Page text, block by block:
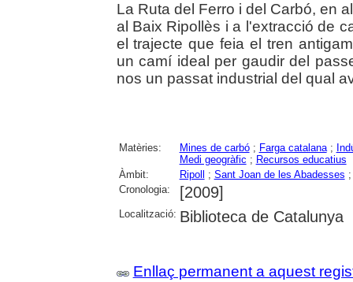
La Ruta del Ferro i del Carbó, en
al Baix Ripollès i a l'extracció de
el trajecte que feia el tren
un camí ideal per gaudir del
nos un passat industrial del qual
Matèries: Mines de carbó; Farga catalana;
Medi geogràfic ; Recursos educatius
Àmbit:
Ripoll ; Sant Joan de les Abadesses
Cronologia:
[2009]
Localització: Biblioteca de Catalunya
Enllaç permanent a aquest